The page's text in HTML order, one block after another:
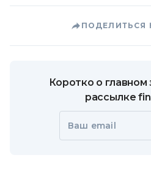
ПОДЕЛИТЬСЯ
Коротко о главном
рассылке
Ваш email